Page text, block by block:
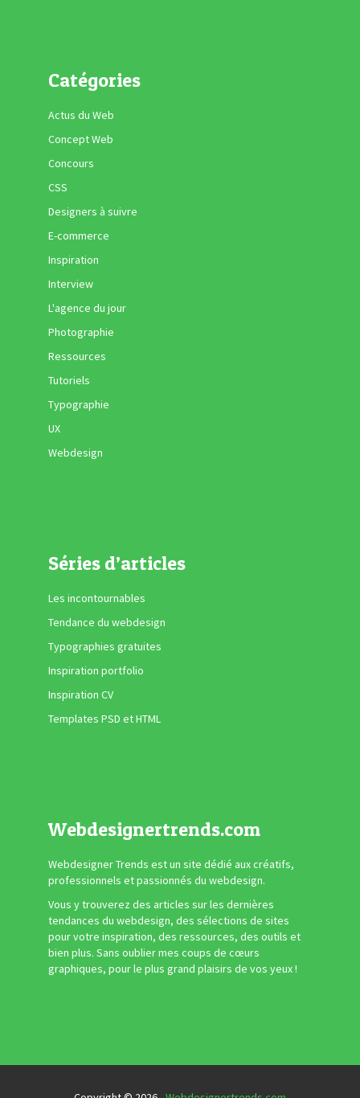
Catégories
Actus du Web
Concept Web
Concours
CSS
Designers à suivre
E-commerce
Inspiration
Interview
L'agence du jour
Photographie
Ressources
Tutoriels
Typographie
UX
Webdesign
Séries d’articles
Les incontournables
Tendance du webdesign
Typographies gratuites
Inspiration portfolio
Inspiration CV
Templates PSD et HTML
Webdesignertrends.com
Webdesigner Trends est un site dédié aux créatifs,
professionnels et passionnés du webdesign.
Vous y trouverez des articles sur les dernières
tendances du webdesign, des sélections de sites
pour votre inspiration, des ressources, des outils et
bien plus. Sans oublier mes coups de cœurs
graphiques, pour le plus grand plaisirs de vos yeux !